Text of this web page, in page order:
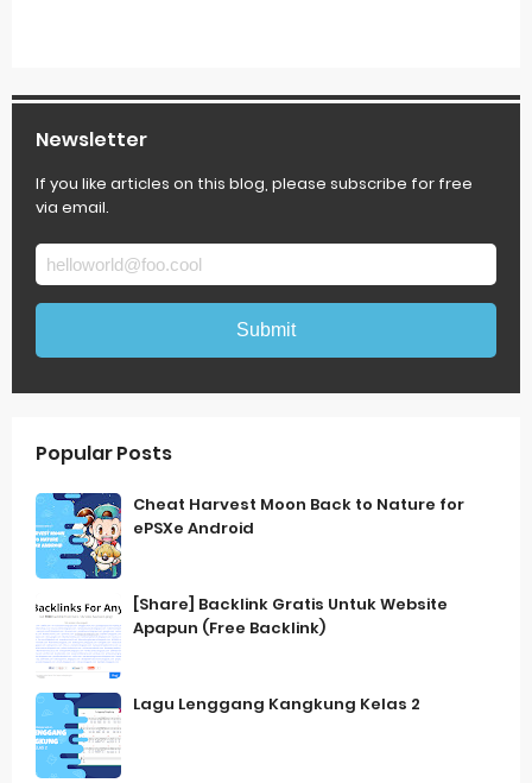
Newsletter
If you like articles on this blog, please subscribe for free
via email.
Popular Posts
Cheat Harvest Moon Back to Nature for
ePSXe Android
[Share] Backlink Gratis Untuk Website
Apapun (Free Backlink)
Lagu Lenggang Kangkung Kelas 2